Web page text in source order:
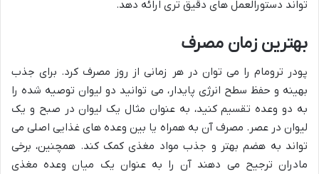
تواند دستورالعمل های دقیق تری ارائه دهد.
بهترین زمان مصرف
پودر ترومام را می توان در هر زمانی از روز مصرف کرد. برای جذب
بهینه و حفظ سطح انرژی پایدار، می توانید دو لیوان توصیه شده را
به دو وعده تقسیم کنید، به عنوان مثال یک لیوان در صبح و یک
لیوان در عصر. مصرف آن به همراه یا بین وعده های غذایی اصلی می
تواند به هضم بهتر و جذب مواد مغذی کمک کند. همچنین، برخی
مادران ترجیح می دهند آن را به عنوان یک میان وعده مغذی